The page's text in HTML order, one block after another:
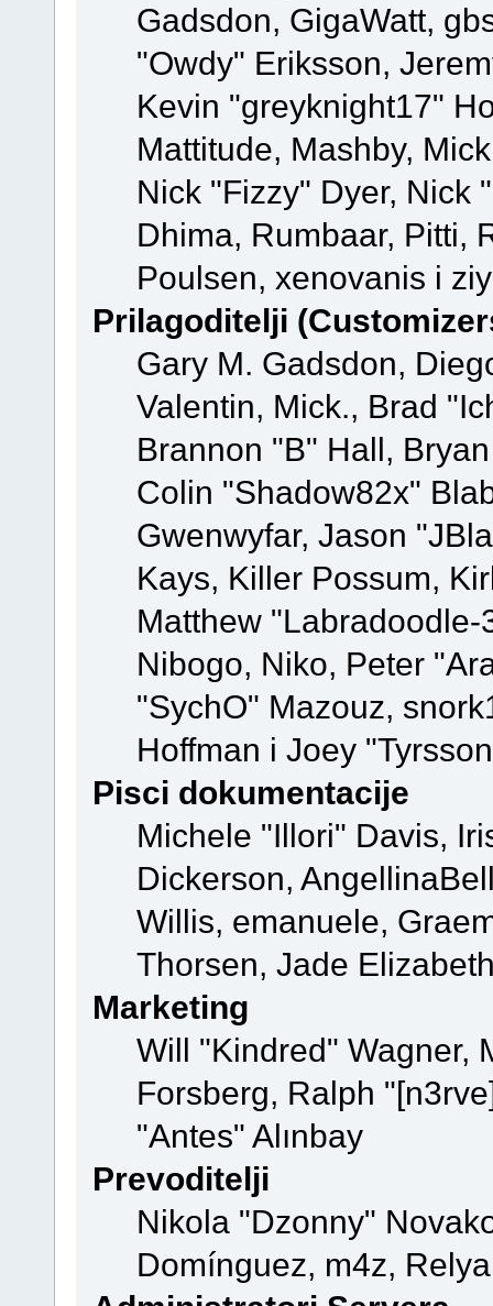
Gadsdon, GigaWatt,
"Owdy" Eriksson,
Kevin "greyknight17"
Mattitude, Mashby,
Nick "Fizzy" Dyer, Nick
Dhima, Rumbaar, Pitti,
Poulsen, xenovanis i
Prilagoditelji
Gary M. Gadsdon,
Valentin, Mick., Brad
Brannon "B" Hall,
Colin "Shadow82x"
Gwenwyfar, Jason
Kays, Killer Possum,
Matthew
Nibogo, Niko, Peter
"SychO" Mazouz,
Hoffman i Joey
Pisci dokumentacije
Michele "Illori" Davis,
Dickerson,
Willis, emanuele,
Thorsen, Jade
Marketing
Will "Kindred" Wagner,
Forsberg, Ralph
"Antes" Alınbay
Prevoditelji
Nikola "Dzonny"
Domínguez, m4z,